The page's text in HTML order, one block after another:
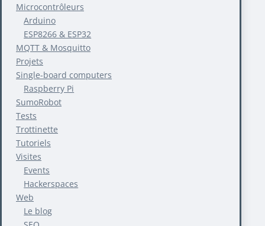
Microcontrôleurs
Arduino
ESP8266 & ESP32
MQTT & Mosquitto
Projets
Single-board computers
Raspberry Pi
SumoRobot
Tests
Trottinette
Tutoriels
Visites
Events
Hackerspaces
Web
Le blog